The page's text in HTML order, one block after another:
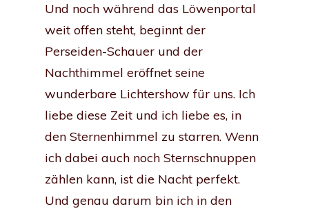
Und noch während das Löwenportal
weit offen steht, beginnt der
Perseiden-Schauer und der
Nachthimmel eröffnet seine
wunderbare Lichtershow für uns. Ich
liebe diese Zeit und ich liebe es, in
den Sternenhimmel zu starren. Wenn
ich dabei auch noch Sternschnuppen
zählen kann, ist die Nacht perfekt.
Und genau darum bin ich in den